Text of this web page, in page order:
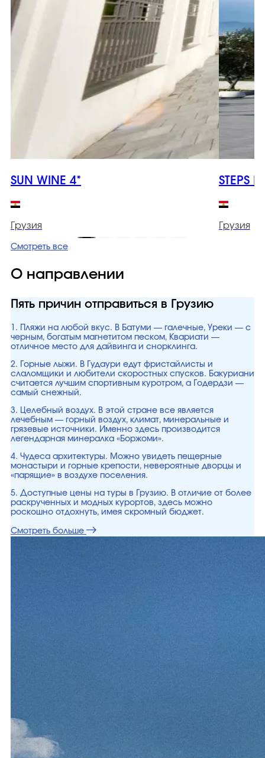
SUN WINE 4*
Грузия
STEPS
Грузия
Смотреть все
О направлении
Пять причин отправиться в Грузию
1. Пляжи на любой вкус. В Батуми — галечные, Уреки — с
черным, богатым магнетитом песком, Квариати —
отличное место для дайвинга и снорклинга.
2. Горные лыжи. В Гудаури едут фристайлисты и
слаломщики и любители скоростных спусков. Бакуриани
считается лучшим спортивным куротром, а Годердзи —
самый снежный.
3. Целебный воздух. В этой стране все является
лечебным — горный воздух, климат, минеральные и
грязевые источники. Именно здесь производится
легендарная минералка «Боржоми».
4. Чудеса архитектуры. Можно увидеть пещерные
монастыри и горные крепости, невероятные дворцы и
«парящие» в воздухе поселения.
5. Доступные цены на туры в Грузию. В отличие от более
раскрученных и модных курортов, здесь можно
роскошно отдохнуть, имея скромный бюджет.
Смотреть больше